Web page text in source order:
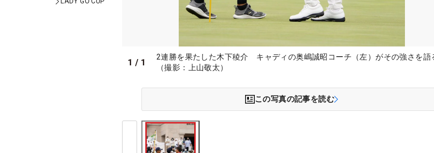
1 / 1
2連勝を果たした木下稜介 キャディの奥嶋誠昭コーチ（左）がその強さを語
（撮影：上山敬太）
この写真の記事を読む